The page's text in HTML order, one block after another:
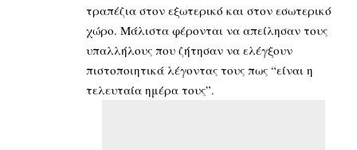
τραπέζια στον εξωτερικό και στον εσωτερικό
χώρο. Μάλιστα φέρονται να απείλησαν τους
υπαλλήλους που ζήτησαν να ελέγξουν
πιστοποιητικά λέγοντας τους πως “είναι η
τελευταία ημέρα τους”.